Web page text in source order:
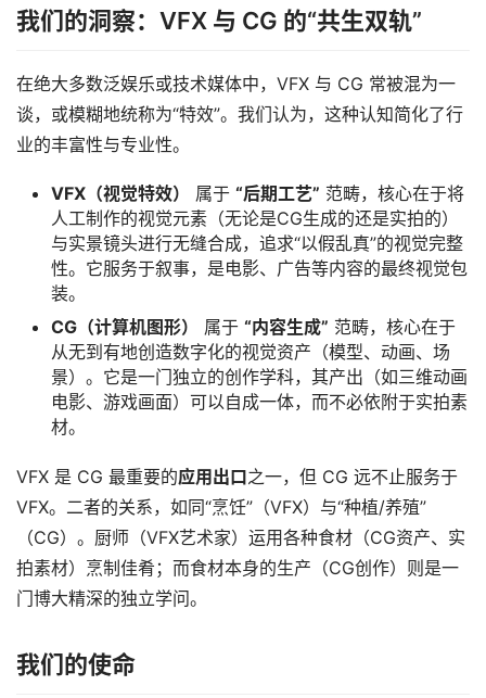
首
我们的洞察：VFX 与 CG 的“共生双轨”
在绝大多数泛娱乐或技术媒体中，VFX 与 CG 常被混为一
谈，或模糊地统称为“特效”。我们认为，这种认知简化了行
业的丰富性与专业性。
VFX（视觉特效） 属于 “后期工艺” 范畴，核心在于将
人工制作的视觉元素（无论是CG生成的还是实拍的）
与实景镜头进行无缝合成，追求“以假乱真”的视觉完整
性。它服务于叙事，是电影、广告等内容的最终视觉包
装。
CG（计算机图形）
属于 “内容生成” 范畴，核心在于
从无到有地创造数字化的视觉资产（模型、动画、场
景）。它是一门独立的创作学科，其产出（如三维动画
电影、游戏画面）可以自成一体，而不必依附于实拍素
材。
VFX 是 CG 最重要的应用出口之一，但 CG 远不止服务于
VFX。二者的关系，如同“烹饪”（VFX）与“种植/养殖”
（CG）。厨师（VFX艺术家）运用各种食材（CG资产、实
拍素材）烹制佳肴；而食材本身的生产（CG创作）则是一
门博大精深的独立学问。
我们的使命